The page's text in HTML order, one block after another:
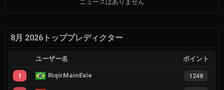
ニュースはありません
8月 2026トッププレディクター
ユーザー名 ポイント
1 RiqirMainEvie 1248